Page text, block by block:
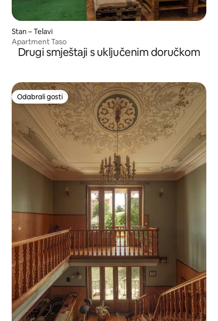
Stan – Telavi
Apartment Taso
Drugi smještaji s uključenim doručkom
Odabrali gosti
Odabrali gosti